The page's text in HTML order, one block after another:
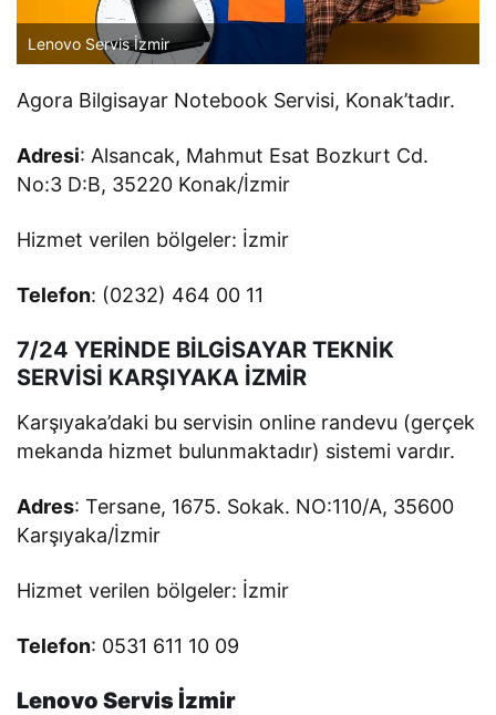
Lenovo Servis İzmir
Agora Bilgisayar Notebook Servisi, Konak’tadır.
Adresi: Alsancak, Mahmut Esat Bozkurt Cd.
No:3 D:B, 35220 Konak/İzmir
Hizmet verilen bölgeler: İzmir
Telefon: (0232) 464 00 11
7/24 YERİNDE BİLGİSAYAR TEKNİK
SERVİSİ KARŞIYAKA İZMİR
Karşıyaka’daki bu servisin online randevu (gerçek
mekanda hizmet bulunmaktadır) sistemi vardır.
Adres: Tersane, 1675. Sokak. NO:110/A, 35600
Karşıyaka/İzmir
Hizmet verilen bölgeler: İzmir
Telefon: 0531 611 10 09
Lenovo Servis İzmir